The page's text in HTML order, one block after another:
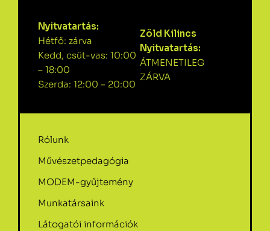
Nyitvatartás:
Hétfő: zárva
Kedd, csüt-vas: 10:00
– 18:00
Szerda: 12:00 – 20:00
Zöld Kilincs
Nyitvatartás:
ÁTMENETILEG
ZÁRVA
Rólunk
Művészetpedagógia
MODEM-gyűjtemény
Munkatársaink
Látogatói információk